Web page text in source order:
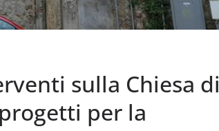
sulla Chiesa di
per la